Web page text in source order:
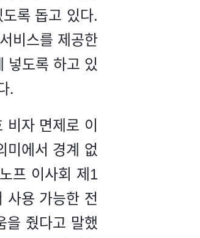
록 돕고 있다.
비스를 제공한
넣도록 하고 있
.
자 면제로 이
미에서 경계 없
프 이사회 제1
용 가능한 전
을 줬다고 말했